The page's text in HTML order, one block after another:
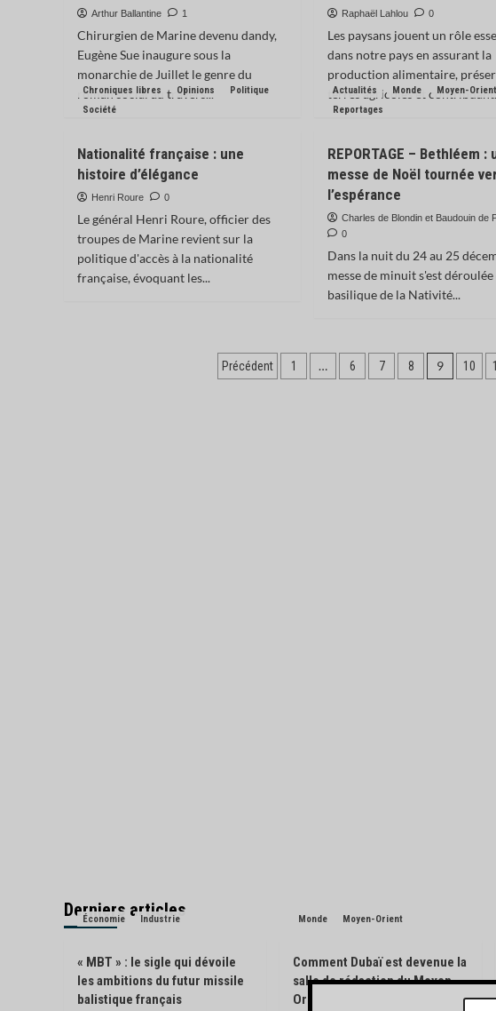
Arthur Ballantine 1
Chirurgien de Marine devenu dandy,
Eugène Sue inaugure sous la
monarchie de Juillet le genre du
roman social au travers...
Raphaël Lahlou 0
Les paysans jouent un rôle
dans notre pays en assurant la
production alimentaire,
terres agricoles et contribuant...
Chroniques libres Opinions
Politique
Société
Nationalité française : une
histoire d’élégance
Henri Roure 0
Le général Henri Roure, officier des
troupes de Marine revient sur la
politique d'accès à la nationalité
française, évoquant les...
Actualités Monde
Moyen-Orient
Reportages
REPORTAGE – Bethléem :
messe de Noël tournée
l’espérance
Charles de Blondin et Baudouin de
0
Dans la nuit du 24 au 25
messe de minuit s'est déroulée
basilique de la Nativité...
Pagination
Précédent 1 … 6 7 8 9 10
Derniers articles
Économie Industrie
« MBT » : le sigle qui dévoile
les ambitions du futur missile
balistique français
Monde Moyen-Orient
Comment Dubaï est devenue la
salle de rédaction du Moyen-
Orient